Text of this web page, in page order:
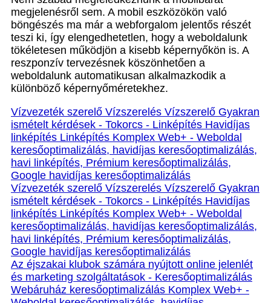
megjelenésről sem. A mobil eszközökön való
böngészés ma már a webforgalom jelentős részét
teszi ki, így elengedhetetlen, hogy a weboldalunk
tökéletesen működjön a kisebb képernyőkön is. A
reszponzív tervezésnek köszönhetően a
weboldalunk automatikusan alkalmazkodik a
különböző képernyőméretekhez.
Vízvezeték szerelő Vízszerelés Vízszerelő Gyakran
ismételt kérdések - Tokorcs - Linképítés Havidíjas
linképítés Linképítés Komplex Web+ - Weboldal
keresőoptimalizálás, havidíjas keresőoptimalizálás,
havi linképítés, Prémium keresőoptimalizálás,
Google havidíjas keresőoptimalizálás
Vízvezeték szerelő Vízszerelés Vízszerelő Gyakran
ismételt kérdések - Tokorcs - Linképítés Havidíjas
linképítés Linképítés Komplex Web+ - Weboldal
keresőoptimalizálás, havidíjas keresőoptimalizálás,
havi linképítés, Prémium keresőoptimalizálás,
Google havidíjas keresőoptimalizálás
Az éjszakai klubok számára nyújtott online jelenlét
és marketing szolgáltatások - Keresőoptimalizálás
Webáruház keresőoptimalizálás Komplex Web+ -